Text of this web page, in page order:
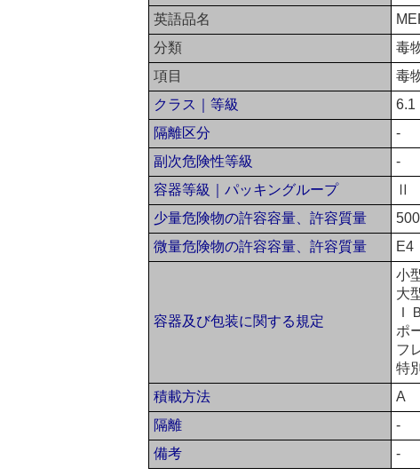
英語品名
分類
毒
項目
毒
クラス｜等級
6.1
隔離区分
-
副次危険性等級
-
容器等級｜パッキングループ
Ⅱ
少量危険物の許容容量、許容質量
微量危険物の許容容量、許容質量
E4
容器及び包装に関する規定
小
大
Ｉ
ポ
フ
特
積載方法
A
隔離
-
備考
-